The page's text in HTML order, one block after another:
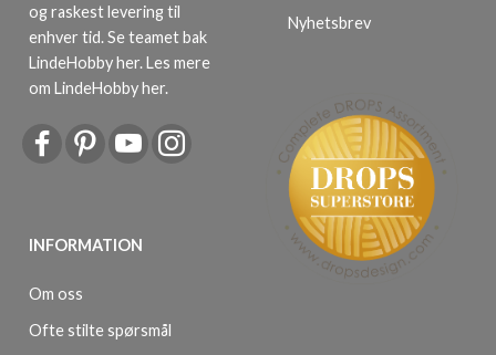
og raskest levering til
enhver tid. Se teamet bak
LindeHobby her.Les mere
om LindeHobby her.
INFORMATION
Om oss
Ofte stilte spørsmål
Nyhetsbrev